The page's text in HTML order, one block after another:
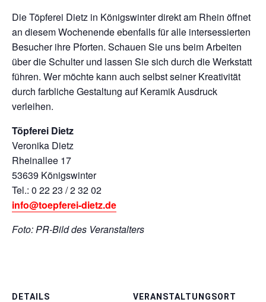
Die Töpferei Dietz in Königswinter direkt am Rhein öffnet
an diesem Wochenende ebenfalls für alle intersessierten
Besucher ihre Pforten. Schauen Sie uns beim Arbeiten
über die Schulter und lassen Sie sich durch die Werkstatt
führen. Wer möchte kann auch selbst seiner Kreativität
durch farbliche Gestaltung auf Keramik Ausdruck
verleihen.
Töpferei Dietz
Veronika Dietz
Rheinallee 17
53639 Königswinter
Tel.: 0 22 23 / 2 32 02
info@toepferei-dietz.de
Foto: PR-Bild des Veranstalters
DETAILS VERANSTALTUNGSORT